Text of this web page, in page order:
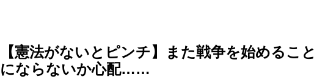
【憲法がないとピンチ】また戦争を始めること
にならないか心配……